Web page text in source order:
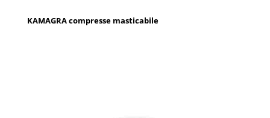
KAMAGRA compresse masticabile